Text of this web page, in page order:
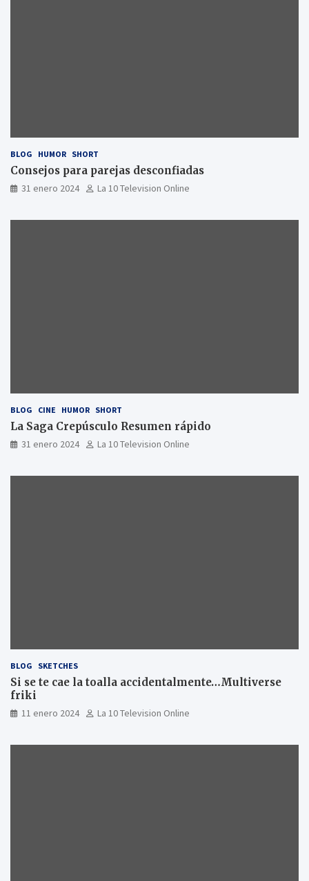
BLOG HUMOR SHORT
Consejos para parejas desconfiadas
31 enero 2024 La 10 Television Online
BLOG CINE HUMOR SHORT
La Saga Crepúsculo Resumen rápido
31 enero 2024 La 10 Television Online
BLOG SKETCHES
Si se te cae la toalla accidentalmente…Multiverse
friki
11 enero 2024 La 10 Television Online